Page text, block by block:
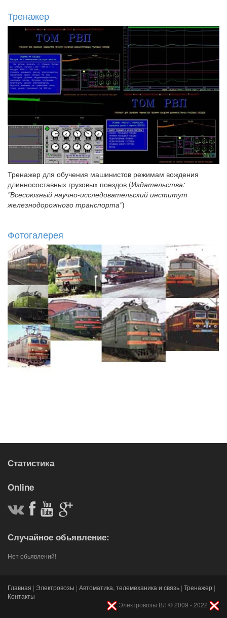
Тренажер
Тренажер для обучения машинистов режимам вождения
длинносоставных грузовых поездов (Издательства:
"Всесоюзный научно-исследовательский институт
железнодорожного транспорта")
Фотогалерея
Статистика
Online
Случайное обьявление:
Нет обьявлений!
Главная | Электровозы | Автоматика, телемеханика и связь | Тренажер |
Контакты
Электровозы ВЛ © 2009 - 2022